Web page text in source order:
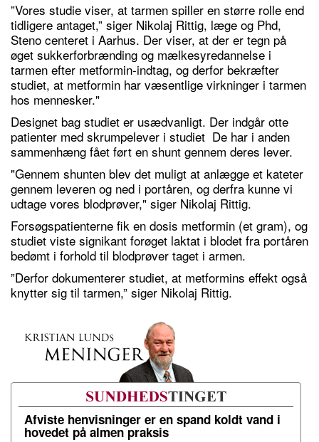
”Vores studie viser, at tarmen spiller en større rolle end
tidligere antaget,” siger Nikolaj Rittig, læge og Phd,
Steno centeret i Aarhus. Der viser, at der er tegn på
øget sukkerforbrænding og mælkesyredannelse i
tarmen efter metformin-indtag, og derfor bekræfter
studiet, at metformin har væsentlige virkninger i tarmen
hos mennesker."
Designet bag studiet er usædvanligt. Der indgår otte
patienter med skrumpelever i studiet De har i anden
sammenhæng fået ført en shunt gennem deres lever.
"Gennem shunten blev det muligt at anlægge et kateter
gennem leveren og ned i portåren, og derfra kunne vi
udtage vores blodprøver," siger Nikolaj Rittig.
Forsøgspatienterne fik en dosis metformin (et gram), og
studiet viste signikant forøget laktat i blodet fra portåren
bedømt i forhold til blodprøver taget i armen.
”Derfor dokumenterer studiet, at metformins effekt også
knytter sig til tarmen,” siger Nikolaj Rittig.
Afviste henvisninger er en spand koldt vand i
hovedet på almen praksis